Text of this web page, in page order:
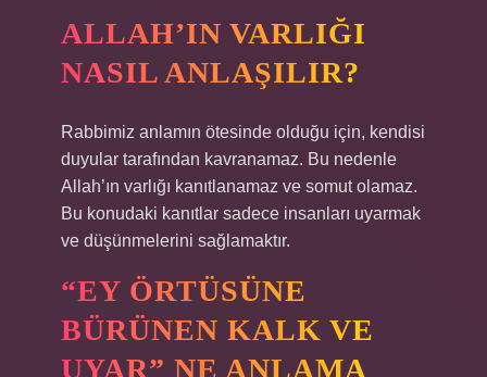
ALLAH’IN VARLIĞI
NASIL ANLAŞILIR?
Rabbimiz anlamın ötesinde olduğu için, kendisi
duyular tarafından kavranamaz. Bu nedenle
Allah’ın varlığı kanıtlanamaz ve somut olamaz.
Bu konudaki kanıtlar sadece insanları uyarmak
ve düşünmelerini sağlamaktır.
“EY ÖRTÜSÜNE
BÜRÜNEN KALK VE
UYAR” NE ANLAMA